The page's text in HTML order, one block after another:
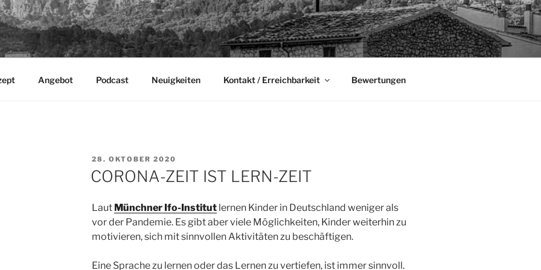
Angebot Podcast Neuigkeiten Kontakt / Erreichbarkeit Bewertungen
VERÖFFENTLICHT
AM
28. OKTOBER 2020
CORONA-ZEIT IST LERN-ZEIT
Laut Münchner Ifo-Institut lernen Kinder in Deutschland weniger als
vor der Pandemie. Es gibt aber viele Möglichkeiten, Kinder weiterhin zu
motivieren, sich mit sinnvollen Aktivitäten zu beschäftigen.
Eine Sprache zu lernen oder das Lernen zu vertiefen, ist immer sinnvoll.